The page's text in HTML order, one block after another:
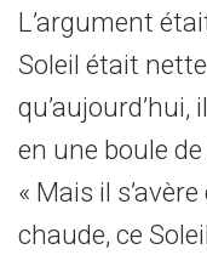
L’argument
Soleil était
en une boule
« Mais il
chaude, ce